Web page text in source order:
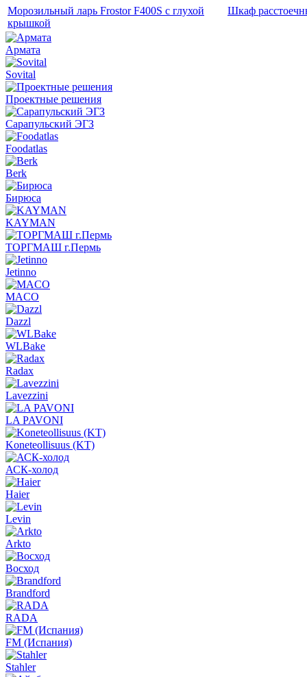
Морозильный ларь Frostor F400S с глухой
крышкой
Шкаф
Армата
Sovital
Проектные решения
Сарапульский ЭГЗ
Foodatlas
Berk
Бирюса
KAYMAN
ТОРГМАШ г.Пермь
Jetinno
MACO
Dazzl
WLBake
Radax
Lavezzini
LA PAVONI
Koneteollisuus (KT)
АСК-холод
Haier
Levin
Arkto
Восход
Brandford
RADA
FM (Испания)
Stahler